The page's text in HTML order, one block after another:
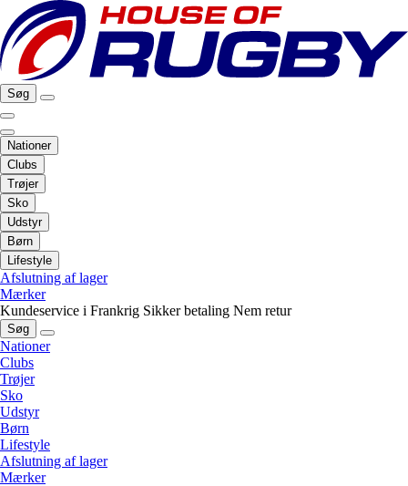
Søg
Nationer
Clubs
Trøjer
Sko
Udstyr
Børn
Lifestyle
Afslutning af lager
Mærker
Kundeservice i Frankrig Sikker betaling Nem retur
Søg
Nationer
Clubs
Trøjer
Sko
Udstyr
Børn
Lifestyle
Afslutning af lager
Mærker